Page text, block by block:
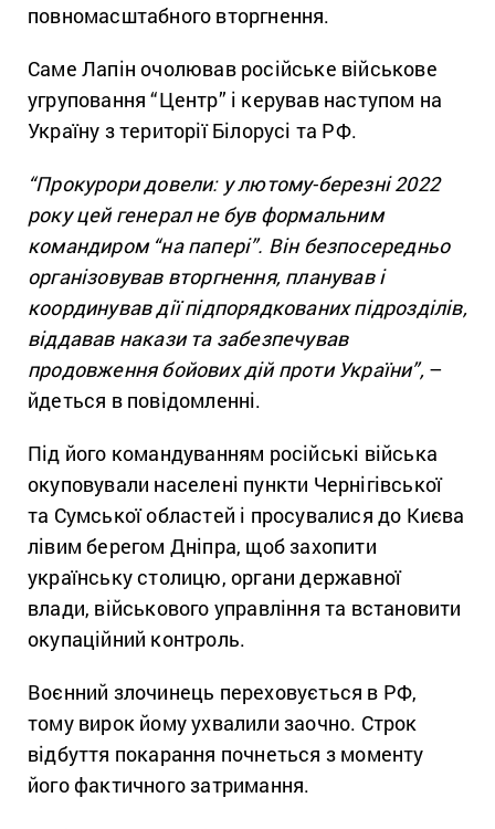
повномасштабного вторгнення.
Саме Лапін очолював російське військове
угруповання “Центр” і керував наступом на
Україну з території Білорусі та РФ.
“Прокурори довели: у лютому-березні 2022
року цей генерал не був формальним
командиром “на папері”. Він безпосередньо
організовував вторгнення, планував і
координував дії підпорядкованих підрозділів,
віддавав накази та забезпечував
продовження бойових дій проти України”,–
йдеться в повідомленні.
Під його командуванням російські війська
окуповували населені пункти Чернігівської
та Сумської областей і просувалися до Києва
лівим берегом Дніпра, щоб захопити
українську столицю, органи державної
влади, військового управління та встановити
окупаційний контроль.
Воєнний злочинець переховується в РФ,
тому вирок йому ухвалили заочно. Строк
відбуття покарання почнеться з моменту
його фактичного затримання.